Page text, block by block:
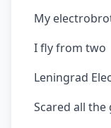
My
I fly from two
Leningrad
Scared all